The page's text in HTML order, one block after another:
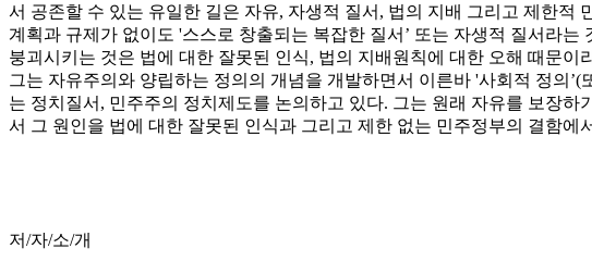
서 공존할 수 있는 유일한 길은 자유, 자생적 질서, 법의 지배 그리고 제한
계획과 규제가 없이도 '스스로 창출되는 복잡한 질서’ 또는 자생적 질서라
붕괴시키는 것은 법에 대한 잘못된 인식, 법의 지배원칙에 대한 오해 때문
그는 자유주의와 양립하는 정의의 개념을 개발하면서 이른바 '사회적 정의
는 정치질서, 민주주의 정치제도를 논의하고 있다. 그는 원래 자유를 보장
서 그 원인을 법에 대한 잘못된 인식과 그리고 제한 없는 민주정부의 결함에
저/자/소/개